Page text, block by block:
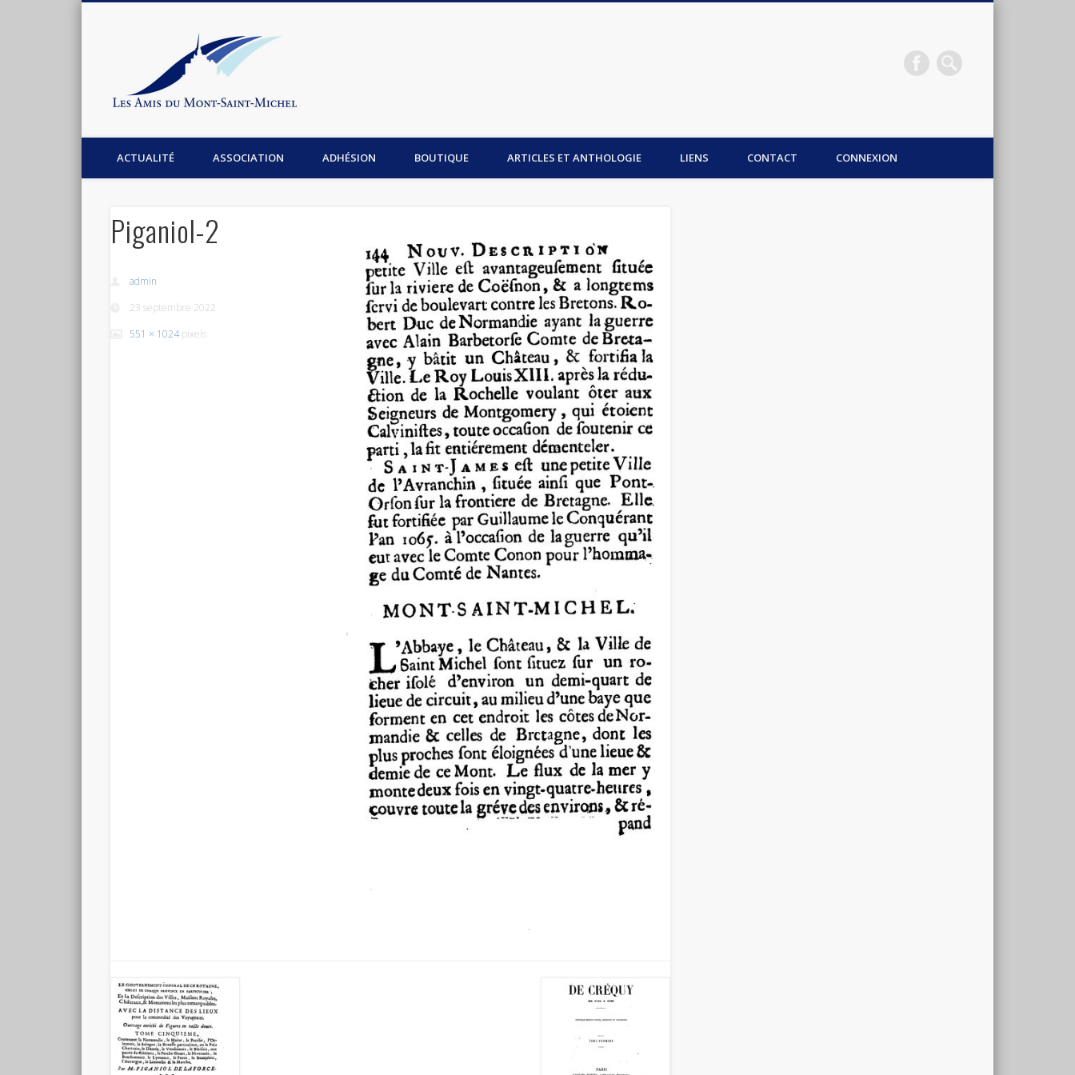
Association les amis du Mont-Saint-Michel
ACTUALITÉ ASSOCIATION ADHÉSION BOUTIQUE ARTICLES ET ANTHOLOGIE LIENS CONTACT CONNEXION
Piganiol-2
admin
23 septembre 2022
551 × 1024 pixels